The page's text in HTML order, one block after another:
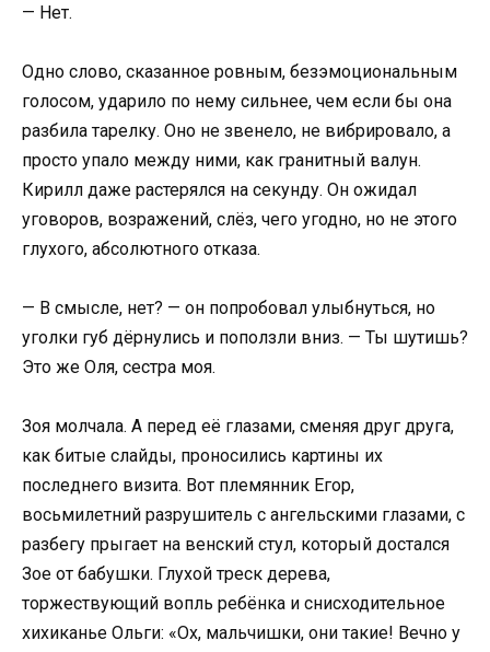
— Нет.
Одно слово, сказанное ровным, безэмоциональным
голосом, ударило по нему сильнее, чем если бы она
разбила тарелку. Оно не звенело, не вибрировало, а
просто упало между ними, как гранитный валун.
Кирилл даже растерялся на секунду. Он ожидал
уговоров, возражений, слёз, чего угодно, но не этого
глухого, абсолютного отказа.
— В смысле, нет? — он попробовал улыбнуться, но
уголки губ дёрнулись и поползли вниз. — Ты шутишь?
Это же Оля, сестра моя.
Зоя молчала. А перед её глазами, сменяя друг друга,
как битые слайды, проносились картины их
последнего визита. Вот племянник Егор,
восьмилетний разрушитель с ангельскими глазами, с
разбегу прыгает на венский стул, который достался
Зое от бабушки. Глухой треск дерева,
торжествующий вопль ребёнка и снисходительное
хихиканье Ольги: «Ох, мальчишки, они такие! Вечно у